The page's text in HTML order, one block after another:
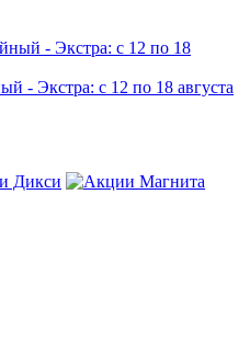
- Экстра: с 12 по 18 августа